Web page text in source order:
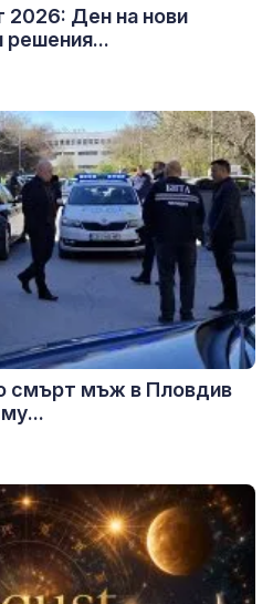
2026: Ден на нови
решения...
смърт мъж в Пловдив